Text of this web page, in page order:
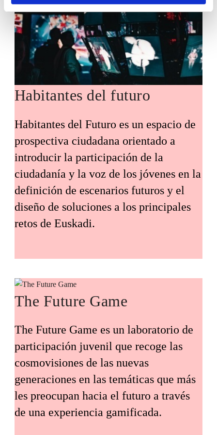
Habitantes del futuro
Habitantes del Futuro es un espacio de
prospectiva ciudadana orientado a
introducir la participación de la
ciudadanía y la voz de los jóvenes en la
definición de escenarios futuros y el
diseño de soluciones a los principales
retos de Euskadi.
The Future Game
The Future Game es un laboratorio de
participación juvenil que recoge las
cosmovisiones de las nuevas
generaciones en las temáticas que más
les preocupan hacia el futuro a través
de una experiencia gamificada.